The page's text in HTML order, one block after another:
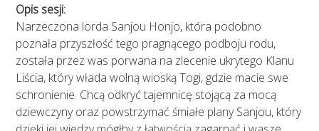
Opis sesji:
Narzeczona lorda Sanjou Honjo, która podobno
poznała przyszłość tego pragnącego podboju rodu,
została przez was porwana na zlecenie ukrytego Klanu
Liścia, który włada wolną wioską Togi, gdzie macie swe
schronienie. Chcą odkryć tajemnicę stojącą za mocą
dziewczyny oraz powstrzymać śmiałe plany Sanjou, który